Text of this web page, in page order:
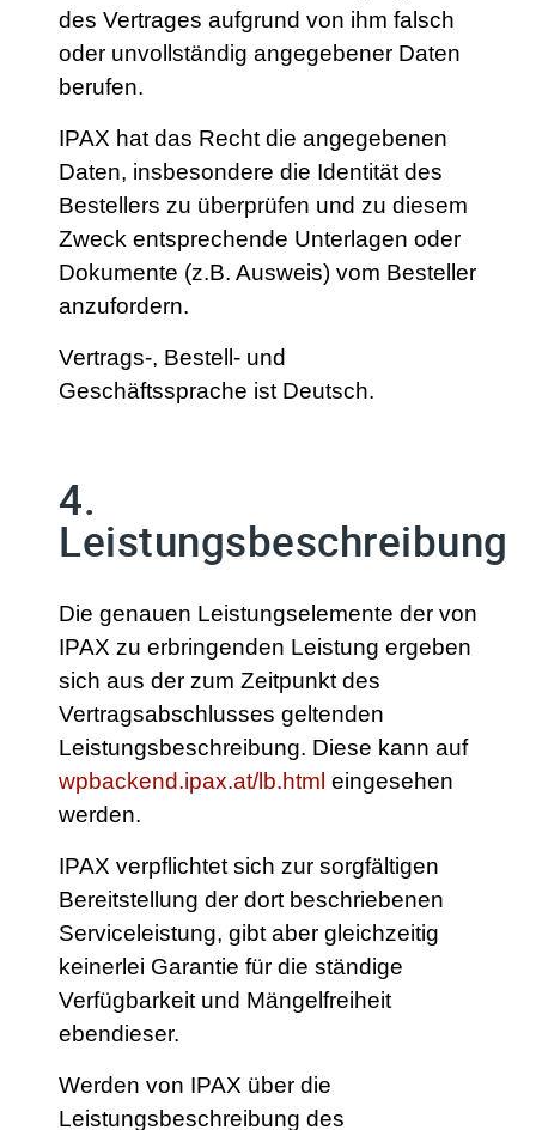
des Vertrages aufgrund von ihm falsch
oder unvollständig angegebener Daten
berufen.
IPAX hat das Recht die angegebenen
Daten, insbesondere die Identität des
Bestellers zu überprüfen und zu diesem
Zweck entsprechende Unterlagen oder
Dokumente (z.B. Ausweis) vom Besteller
anzufordern.
Vertrags-, Bestell- und
Geschäftssprache ist Deutsch.
4.
Leistungsbeschreibung
Die genauen Leistungselemente der von
IPAX zu erbringenden Leistung ergeben
sich aus der zum Zeitpunkt des
Vertragsabschlusses geltenden
Leistungsbeschreibung. Diese kann auf
wpbackend.ipax.at/lb.html eingesehen
werden.
IPAX verpflichtet sich zur sorgfältigen
Bereitstellung der dort beschriebenen
Serviceleistung, gibt aber gleichzeitig
keinerlei Garantie für die ständige
Verfügbarkeit und Mängelfreiheit
ebendieser.
Werden von IPAX über die
Leistungsbeschreibung des